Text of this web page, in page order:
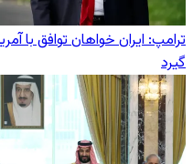
ترامپ: ایران خواهان توافق با
گیرد